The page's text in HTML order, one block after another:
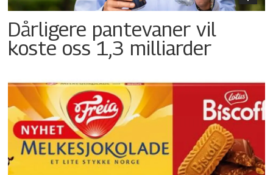
Dårligere pantevaner vil
koste oss 1,3 milliarder